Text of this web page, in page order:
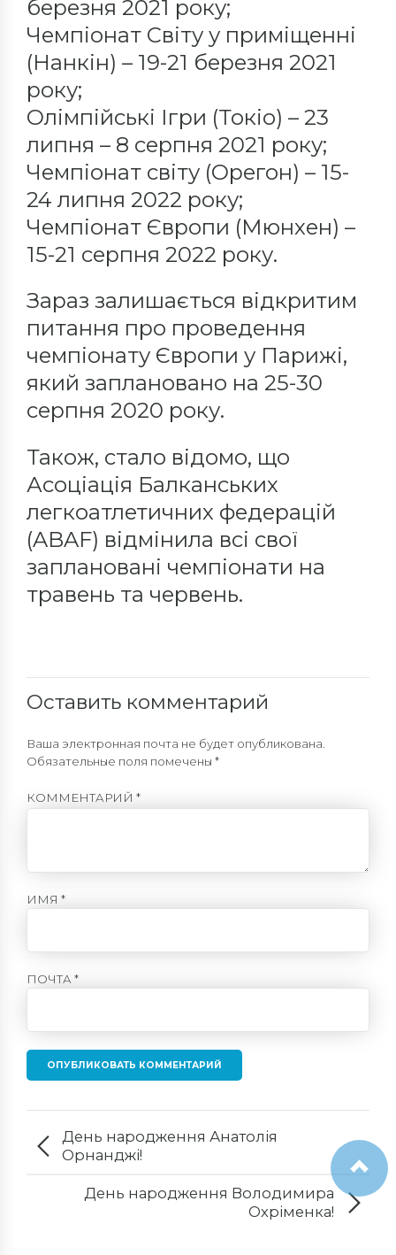
березня 2021 року;
Чемпіонат Світу у приміщенні
(Нанкін) – 19-21 березня 2021
року;
Олімпійські Ігри (Токіо) – 23
липня – 8 серпня 2021 року;
Чемпіонат світу (Орегон) – 15-
24 липня 2022 року;
Чемпіонат Європи (Мюнхен) –
15-21 серпня 2022 року.
Зараз залишається відкритим
питання про проведення
чемпіонату Європи у Парижі,
який заплановано на 25-30
серпня 2020 року.
Також, стало відомо, що
Асоціація Балканських
легкоатлетичних федерацій
(ABAF) відмінила всі свої
заплановані чемпіонати на
травень та червень.
Оставить комментарий
Ваша электронная почта не будет опубликована.
Обязательные поля помечены *
КОММЕНТАРИЙ *
ИМЯ *
ПОЧТА *
ОПУБЛИКОВАТЬ КОММЕНТАРИЙ
День народження Анатолія
Орнанджі!
День народження Володимира
Охріменка!